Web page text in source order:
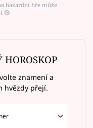
hazardní hře může
⑱
HOROSKOP
znamení a
hvězdy přejí.